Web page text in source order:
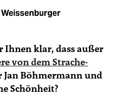
Weissenburger
Ihnen klar, dass außer
von dem Strache-
Jan Böhmermann und
Schönheit?